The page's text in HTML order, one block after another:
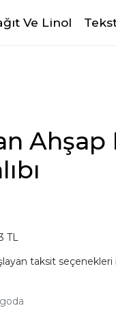
Ve Linol
Ahşap
TL
taksit seçenekleri